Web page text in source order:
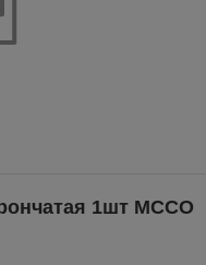
1шт МССО